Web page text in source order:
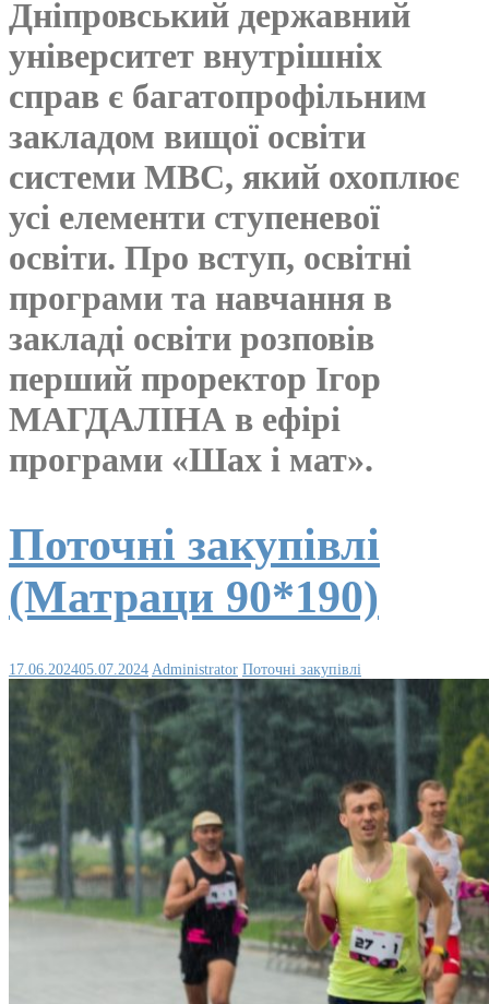
Дніпровський державний
університет внутрішніх
справ є багатопрофільним
закладом вищої освіти
системи МВС, який охоплює
усі елементи ступеневої
освіти. Про вступ, освітні
програми та навчання в
закладі освіти розповів
перший проректор Ігор
МАГДАЛІНА в ефірі
програми «Шах і мат».
Поточні закупівлі
(Матраци 90*190)
17.06.202405.07.2024 Administrator Поточні закупівлі